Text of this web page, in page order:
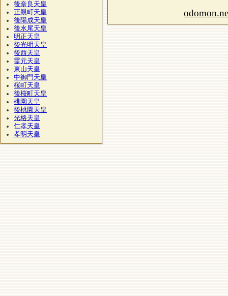
後奈良天皇
正親町天皇
後陽成天皇
後水尾天皇
明正天皇
後光明天皇
後西天皇
霊元天皇
東山天皇
中御門天皇
桜町天皇
後桜町天皇
桃園天皇
後桃園天皇
光格天皇
仁孝天皇
孝明天皇